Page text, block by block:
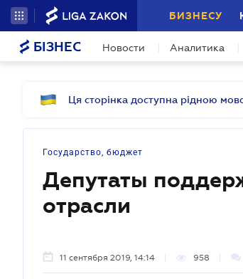
БИЗНЕСУ
БІЗНЕС Новости Аналитика
Ця сторінка доступна рідною
Государство, бюджет
Депутаты
отрасли
11 сентября 2019, 14:14 958